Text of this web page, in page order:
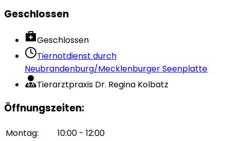
Geschlossen
Geschlossen
Tiernotdienst durch
Neubrandenburg/Mecklenburger Seenplatte
Tierarztpraxis Dr. Regina Kolbatz
Öffnungszeiten:
Montag:
10:00 - 12:00